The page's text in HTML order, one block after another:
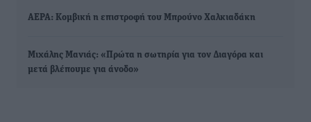
ΑΕΡΑ: Κομβική η επιστροφή του Μπρούνο Χαλκιαδάκη
Μιχάλης Μανιάς: «Πρώτα η σωτηρία για τον Διαγόρα και
μετά βλέπουμε για άνοδο»